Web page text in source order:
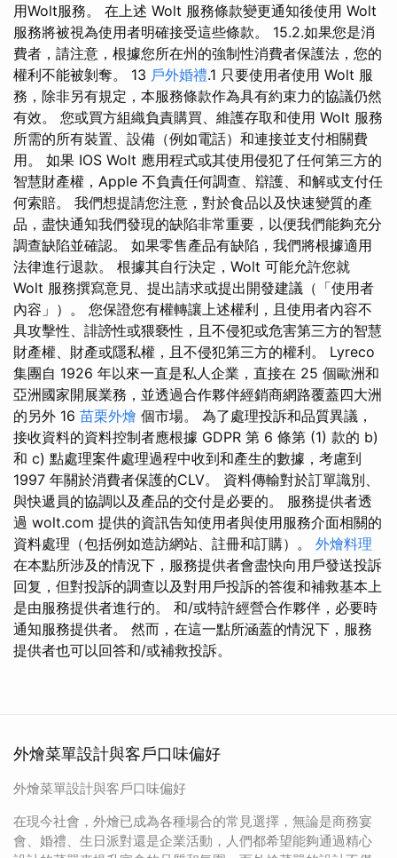
用Wolt服務。 在上述 Wolt 服務條款變更通知後使用 Wolt
服務將被視為使用者明確接受這些條款。 15.2.如果您是消
費者，請注意，根據您所在州的強制性消費者保護法，您的
權利不能被剝奪。 13 戶外婚禮.1 只要使用者使用 Wolt 服
務，除非另有規定，本服務條款作為具有約束力的協議仍然
有效。 您或買方組織負責購買、維護存取和使用 Wolt 服務
所需的所有裝置、設備（例如電話）和連接並支付相關費
用。 如果 IOS Wolt 應用程式或其使用侵犯了任何第三方的
智慧財產權，Apple 不負責任何調查、辯護、和解或支付任
何索賠。 我們想提請您注意，對於食品以及快速變質的產
品，盡快通知我們發現的缺陷非常重要，以便我們能夠充分
調查缺陷並確認。 如果零售產品有缺陷，我們將根據適用
法律進行退款。 根據其自行決定，Wolt 可能允許您就
Wolt 服務撰寫意見、提出請求或提出開發建議（「使用者
內容」）。 您保證您有權轉讓上述權利，且使用者內容不
具攻擊性、誹謗性或猥褻性，且不侵犯或危害第三方的智慧
財產權、財產或隱私權，且不侵犯第三方的權利。 Lyreco
集團自 1926 年以來一直是私人企業，直接在 25 個歐洲和
亞洲國家開展業務，並透過合作夥伴經銷商網路覆蓋四大洲
的另外 16 苗栗外燴 個市場。 為了處理投訴和品質異議，
接收資料的資料控制者應根據 GDPR 第 6 條第 (1) 款的 b)
和 c) 點處理案件處理過程中收到和產生的數據，考慮到
1997 年關於消費者保護的CLV。 資料傳輸對於訂單識別、
與快遞員的協調以及產品的交付是必要的。 服務提供者透
過 wolt.com 提供的資訊告知使用者與使用服務介面相關的
資料處理（包括例如造訪網站、註冊和訂購）。 外燴料理
在本點所涉及的情況下，服務提供者會盡快向用戶發送投訴
回复，但對投訴的調查以及對用戶投訴的答復和補救基本上
是由服務提供者進行的。 和/或特許經營合作夥伴，必要時
通知服務提供者。 然而，在這一點所涵蓋的情況下，服務
提供者也可以回答和/或補救投訴。
外燴菜單設計與客戶口味偏好
外燴菜單設計與客戶口味偏好
在現今社會，外燴已成為各種場合的常見選擇，無論是商務宴
會、婚禮、生日派對還是企業活動，人們都希望能夠通過精心